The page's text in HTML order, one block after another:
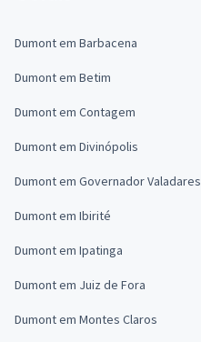
Dumont em Barbacena
Dumont em Betim
Dumont em Contagem
Dumont em Divinópolis
Dumont em Governador Valadares
Dumont em Ibirité
Dumont em Ipatinga
Dumont em Juiz de Fora
Dumont em Montes Claros